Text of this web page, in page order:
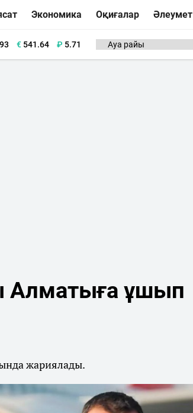
Экономика Оқиғалар Әлеумет
€541.64 ₽ 5.71
Алматыға ұшып
жариялады.